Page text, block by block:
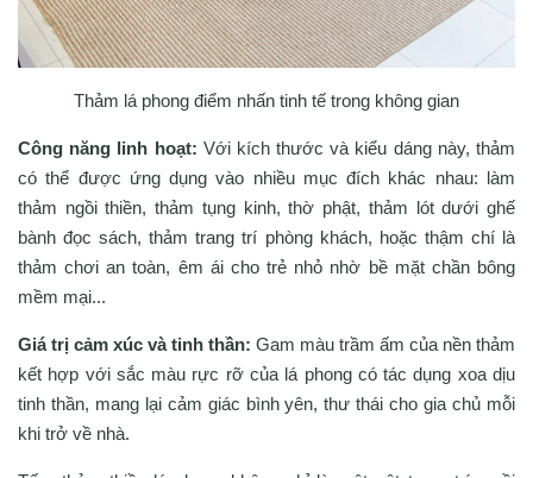
Thảm lá phong điểm nhấn tinh tế trong không gian
Công năng linh hoạt: Với kích thước và kiểu dáng này, thảm
có thể được ứng dụng vào nhiều mục đích khác nhau: làm
thảm ngồi thiền, thảm tụng kinh, thờ phật, thảm lót dưới ghế
bành đọc sách, thảm trang trí phòng khách, hoặc thậm chí là
thảm chơi an toàn, êm ái cho trẻ nhỏ nhờ bề mặt chần bông
mềm mại...
Giá trị cảm xúc và tinh thần: Gam màu trầm ấm của nền thảm
kết hợp với sắc màu rực rỡ của lá phong có tác dụng xoa dịu
tinh thần, mang lại cảm giác bình yên, thư thái cho gia chủ mỗi
khi trở về nhà.